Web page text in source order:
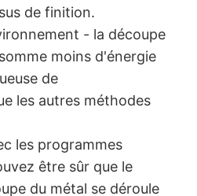
de finition.
- la découpe
moins d'énergie
de
les autres méthodes
les programmes
être sûr que le
du métal se déroule